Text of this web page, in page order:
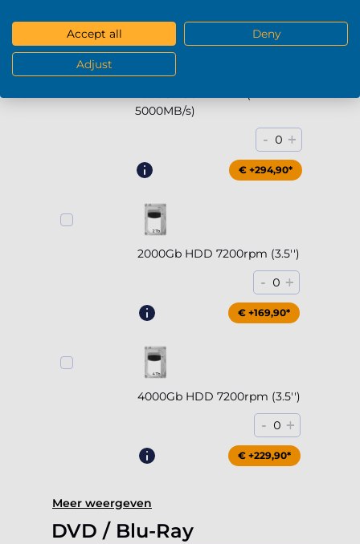
5000MB/s)
- 0 +
€ +294,90*
2000Gb HDD 7200rpm (3.5'')
- 0 +
€ +169,90*
4000Gb HDD 7200rpm (3.5'')
- 0 +
€ +229,90*
Meer weergeven
DVD / Blu-Ray
Accept all Deny
Adjust